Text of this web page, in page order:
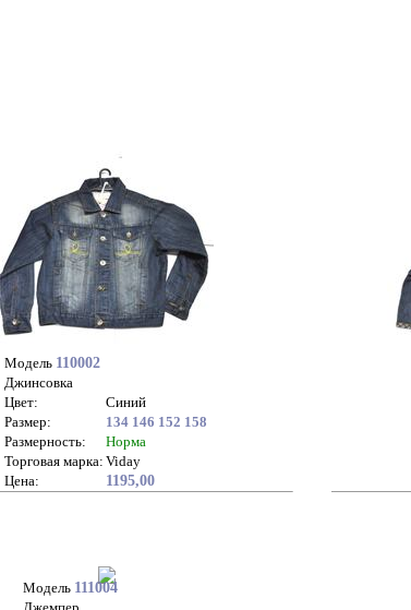
Модель 110002
Джинсовка
Цвет:
Синий
Размер:
134 146 152 158
Размерность:
Норма
Торговая марка: Viday
Цена:
1195,00
Модель 111004